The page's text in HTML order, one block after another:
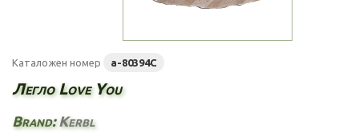
Каталожен номер a-80394C
Легло Love You
Brand:Kerbl